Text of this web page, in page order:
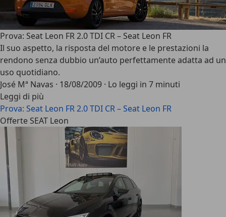
Prova: Seat Leon FR 2.0 TDI CR – Seat Leon FR
Il suo aspetto, la risposta del motore e le prestazioni la
rendono senza dubbio un’auto perfettamente adatta ad un
uso quotidiano.
José Mª Navas · 18/08/2009 · Lo leggi in 7 minuti
Leggi di più
Prova: Seat Leon FR 2.0 TDI CR – Seat Leon FR
Offerte SEAT Leon